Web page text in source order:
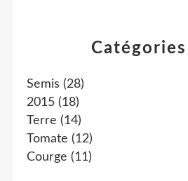
Catégories
Semis (28)
2015 (18)
Terre (14)
Tomate (12)
Courge (11)